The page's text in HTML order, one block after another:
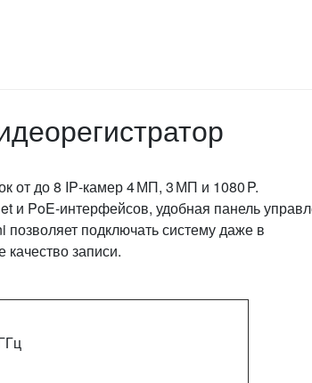
от до 8 IP‑камер 4 МП, 3 МП и 1080 P.
и PoE‑интерфейсов, удобная панель
подключать систему даже в
записи.